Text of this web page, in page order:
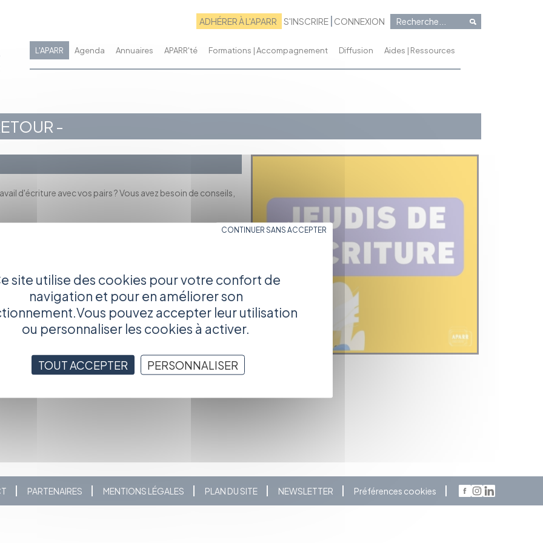
ADHÉRER À L'APARR S'INSCRIRE CONNEXION
L'APARR Agenda Annuaires APARR'té Formations | Accompagnement Diffusion Aides | Ressources
-
d'écriture avec vos pairs ? Vous avez besoin de conseils,
: lauriane@aparr.org
d'avancement de votre projet, et même venir sans
Parce que parfois ça fait du bien de relever la tête de
des gens qui partagent nos préoccupations !
PARTENAIRES MENTIONS LÉGALES PLAN DU SITE NEWSLETTER Préférences cookies
site utilise des cookies pour votre confort de
navigation et pour en améliorer son
pouvez accepter leur utilisation
ou personnaliser les cookies à activer.
TOUT ACCEPTER
CONTINUER SANS ACCEPTER
PERSONNALISER